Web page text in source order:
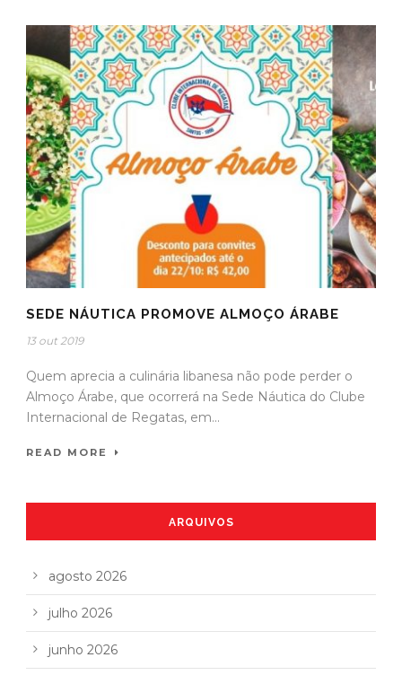
SEDE NÁUTICA PROMOVE ALMOÇO ÁRABE
13 out 2019
Quem aprecia a culinária libanesa não pode perder o
Almoço Árabe, que ocorrerá na Sede Náutica do Clube
Internacional de Regatas, em...
READ MORE
ARQUIVOS
agosto 2026
julho 2026
junho 2026